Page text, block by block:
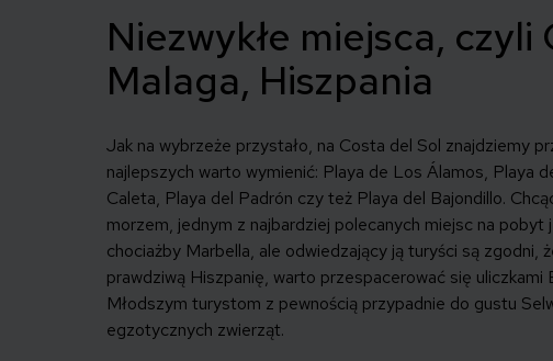
Niezwykłe miejsca,
Malaga, Hiszpania
Jak na wybrzeże przystało, na Costa del Sol znajdziemy
najlepszych warto wymienić: Playa de Los Álamos, Playa
Caleta, Playa del Padrón czy też Playa del Bajondillo.
morzem, jednym z najbardziej polecanych miejsc na
chociażby Marbella, ale odwiedzający ją turyści są
prawdziwą Hiszpanię, warto przespacerować się
Młodszym turystom z pewnością przypadnie do gustu
egzotycznych zwierząt.